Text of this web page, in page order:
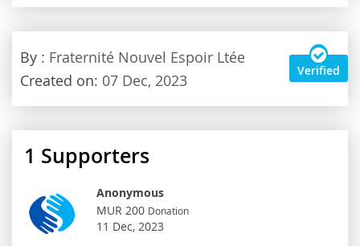
By : Fraternité Nouvel Espoir Ltée
Created on: 07 Dec, 2023
Verified
1 Supporters
Anonymous
MUR 200 Donation
11 Dec, 2023